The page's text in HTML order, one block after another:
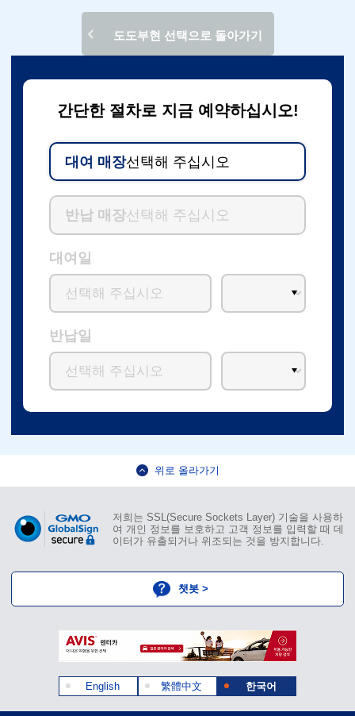
도도부현 선택으로 돌아가기
간단한 절차로 지금 예약하십시오!
대여 매장선택해 주십시오
반납 매장선택해 주십시오
대여일
반납일
위로 올라가기
저희는 SSL(Secure Sockets Layer) 기술을 사용하
여 개인 정보를 보호하고 고객 정보를 입력할 때 데
이터가 유출되거나 위조되는 것을 방지합니다.
챗봇 >
English 繁體中文 한국어